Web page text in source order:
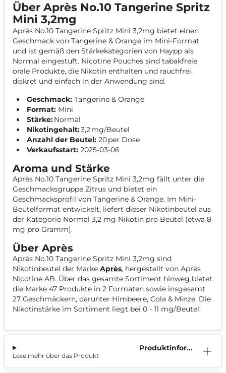
Über Après No.10 Tangerine Spritz
Mini 3,2mg
Après No.10 Tangerine Spritz Mini 3,2mg bietet einen
Geschmack von Tangerine & Orange im Mini-Format
und ist gemäß den Stärkekategorien von Haypp als
Normal eingestuft. Nicotine Pouches sind tabakfreie
orale Produkte, die Nikotin enthalten und rauchfrei,
diskret und einfach in der Anwendung sind.
Geschmack: Tangerine & Orange
Format: Mini
Stärke:Normal
Nikotingehalt:3,2 mg/Beutel
Anzahl der Beutel: 20 per Dose
Verkaufsstart: 2025-03-06
Aroma und Stärke
Après No.10 Tangerine Spritz Mini 3,2mg fällt unter die
Geschmacksgruppe Zitrus und bietet ein
Geschmacksprofil von Tangerine & Orange. Im Mini-
Beutelformat entwickelt, liefert dieser Nikotinbeutel aus
der Kategorie Normal 3,2 mg Nikotin pro Beutel (etwa 8
mg pro Gramm).
Über Après
Après No.10 Tangerine Spritz Mini 3,2mg sind
Nikotinbeutel der Marke Après, hergestellt von Après
Nicotine AB. Über das gesamte Sortiment hinweg bietet
die Marke 47 Produkte in 2 Formaten sowie insgesamt
27 Geschmäckern, darunter Himbeere, Cola & Minze. Die
Nikotinstärke im Sortiment liegt bei 0 - 11 mg/Beutel.
Produktinform
Lese mehr über das Produkt